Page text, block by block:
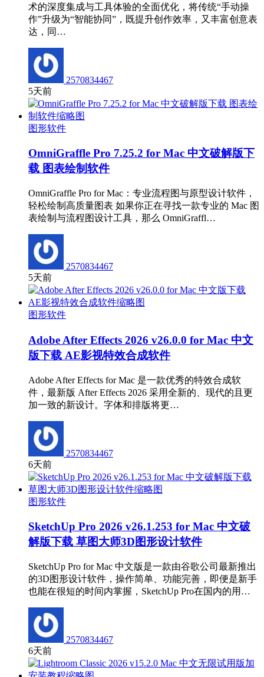
术的深度集成与工具体验的全面优化，将传统“手动操
作”升级为“智能协同”，既提升创作效率，又丰富创意表
达，同…
2570834467
5天前
图形软件
OmniGraffle Pro 7.25.2 for Mac 中文破解版下
载 图表绘制软件
OmniGraffle Pro for Mac：专业流程图与原型设计软件，
轻松绘制高质量图表 如果你正在寻找一款专业的 Mac 图
表绘制与流程图设计工具，那么 OmniGraffl…
2570834467
5天前
图形软件
Adobe After Effects 2026 v26.0.0 for Mac 中文
版下载 AE影视特效合成软件
Adobe After Effects for Mac 是一款优秀的特效合成软
件，最新版 After Effects 2026 采用全新的、现代的且更
加一致的新设计。字体和排版将更…
2570834467
6天前
图形软件
SketchUp Pro 2026 v26.1.253 for Mac 中文破
解版下载 草图大师3D图形设计软件
SketchUp Pro for Mac 中文版是一款由谷歌公司最新推出
的3D图形设计软件，操作简单、功能完善，即便是新手
也能在很短的时间内掌握，SketchUp Pro在国内的用…
2570834467
6天前